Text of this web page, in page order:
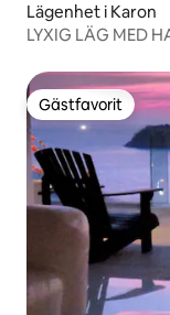
Lägenhet i Karon
LYXIG LÄG MED
Gästfavorit
Gästfavorit